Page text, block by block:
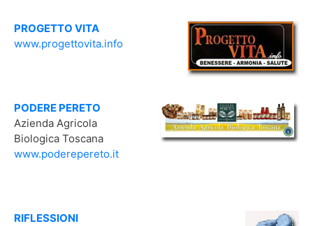
PROGETTO VITA
www.progettovita.info
PODERE PERETO
Azienda Agricola
Biologica Toscana
www.poderepereto.it
RIFLESSIONI